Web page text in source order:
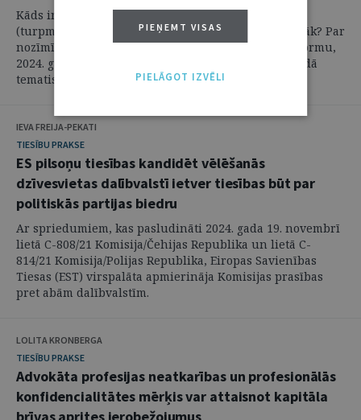
Kāds ir bijis aizvadītais gads Eiropas Savienības
(turpmāk – ES) tiesvedībā, un kas sagaidāms turpmāk? Par
nozīmīgākajiem nolēmumiem, Vispārējās tiesas reformu,
2024. gada pārskatu un gaidāmajām lietām 2025. gadā
tematiskā numura ...
IEVA FREIJA-PEKATI
TIESĪBU PRAKSE
ES pilsoņu tiesības kandidēt vēlēšanās
dzīvesvietas dalībvalstī ietver tiesības būt par
politiskās partijas biedru
Ar spriedumiem, kas pasludināti 2024. gada 19. novembrī
lietā C-808/21 Komisija/Čehijas Republika un lietā C-
814/21 Komisija/Polijas Republika, Eiropas Savienības
Tiesas (EST) virspalāta apmierināja Komisijas prasības
pret abām dalībvalstīm.
LOLITA KRONBERGA
TIESĪBU PRAKSE
Advokāta profesijas neatkarības un profesionālās
konfidencialitātes mērķis var attaisnot kapitāla
PIEŅEMT VISAS
PIELĀGOT IZVĒLI